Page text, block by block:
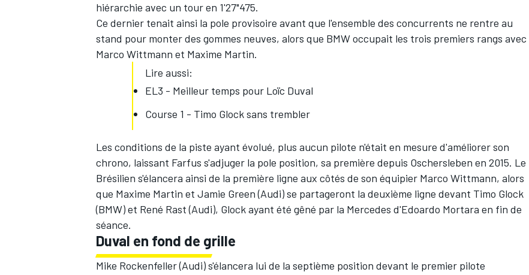
hiérarchie avec un tour en 1'27"475.
Ce dernier tenait ainsi la pole provisoire avant que l'ensemble des concurrents ne rentre au
stand pour monter des gommes neuves, alors que BMW occupait les trois premiers rangs avec
Marco Wittmann et Maxime Martin.
Lire aussi:
EL3 - Meilleur temps pour Loïc Duval
Course 1 - Timo Glock sans trembler
Les conditions de la piste ayant évolué, plus aucun pilote n'était en mesure d'améliorer son
chrono, laissant Farfus s'adjuger la pole position, sa première depuis Oschersleben en 2015. Le
Brésilien s'élancera ainsi de la première ligne aux côtés de son équipier Marco Wittmann, alors
que Maxime Martin et Jamie Green (Audi) se partageront la deuxième ligne devant Timo Glock
(BMW) et René Rast (Audi), Glock ayant été gêné par la Mercedes d'Edoardo Mortara en fin de
séance.
Duval en fond de grille
Mike Rockenfeller (Audi) s'élancera lui de la septième position devant le premier pilote